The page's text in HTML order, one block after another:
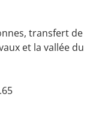
transfert de
et la vallée du